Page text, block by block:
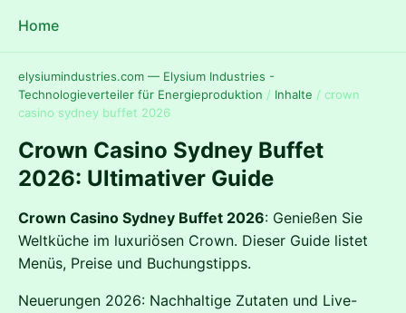
Home
elysiumindustries.com — Elysium Industries -
Technologieverteiler für Energieproduktion / Inhalte / crown
casino sydney buffet 2026
Crown Casino Sydney Buffet
2026: Ultimativer Guide
Crown Casino Sydney Buffet 2026: Genießen Sie
Weltküche im luxuriösen Crown. Dieser Guide listet
Menüs, Preise und Buchungstipps.
Neuerungen 2026: Nachhaltige Zutaten und Live-